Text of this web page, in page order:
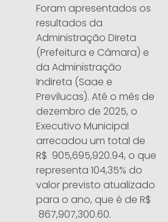
Foram apresentados os
resultados da
Administração Direta
(Prefeitura e Câmara) e
da Administração
Indireta (Saae e
Previlucas). Até o mês de
dezembro de 2025, o
Executivo Municipal
arrecadou um total de
R$ 905,695,920.94, o que
representa 104,35% do
valor previsto atualizado
para o ano, que é de R$
867,907,300.60.